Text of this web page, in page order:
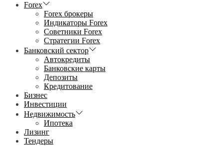
Forex
Forex брокеры
Индикаторы Forex
Советники Forex
Стратегии Forex
Банковский сектор
Автокредиты
Банковские карты
Депозиты
Кредитование
Бизнес
Инвестиции
Недвижимость
Ипотека
Лизинг
Тендеры